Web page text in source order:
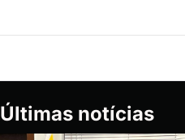
Últimas notícias